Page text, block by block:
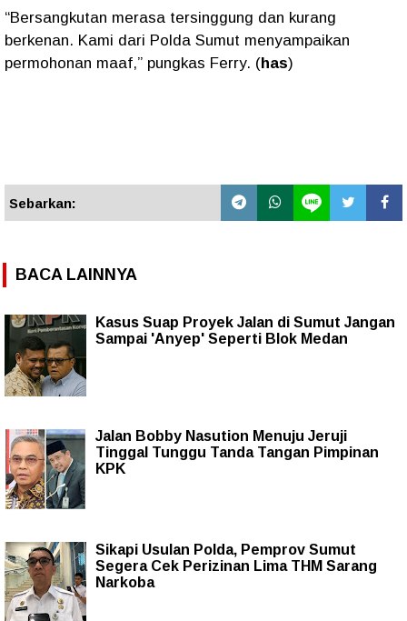
“Bersangkutan merasa tersinggung dan kurang
berkenan. Kami dari Polda Sumut menyampaikan
permohonan maaf,” pungkas Ferry. (has)
Sebarkan:
BACA LAINNYA
Kasus Suap Proyek Jalan di Sumut Jangan
Sampai 'Anyep' Seperti Blok Medan
Jalan Bobby Nasution Menuju Jeruji
Tinggal Tunggu Tanda Tangan Pimpinan
KPK
Sikapi Usulan Polda, Pemprov Sumut
Segera Cek Perizinan Lima THM Sarang
Narkoba